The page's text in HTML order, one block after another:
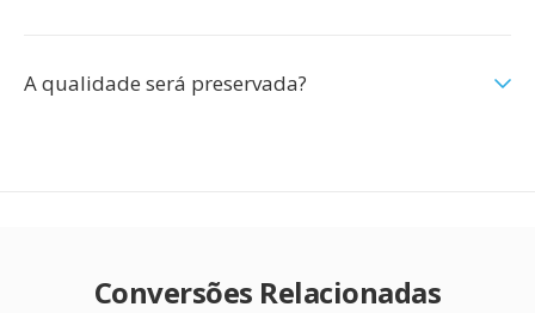
A qualidade será preservada?
Conversões Relacionadas